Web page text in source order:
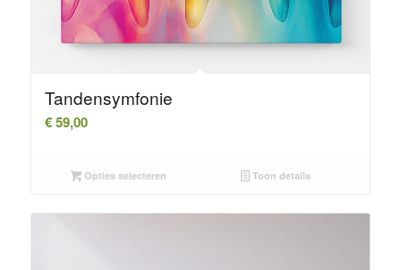
Tandensymfonie
€59,00
Opties selecteren Toon details